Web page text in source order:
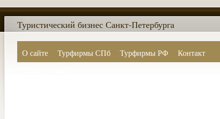
О сайте Турфирмы СПб Турфирмы РФ
Контакт
Туристический бизнес Санкт-Петербурга